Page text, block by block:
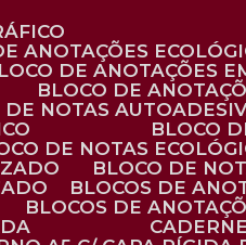
ANOTAÇÕES
BLOCO DE ANOTAÇÕES
BLOCO DE
DE NOTAS
BLOCO
DE NOTAS
BLOCO DE
BLOCOS DE
BLOCOS DE